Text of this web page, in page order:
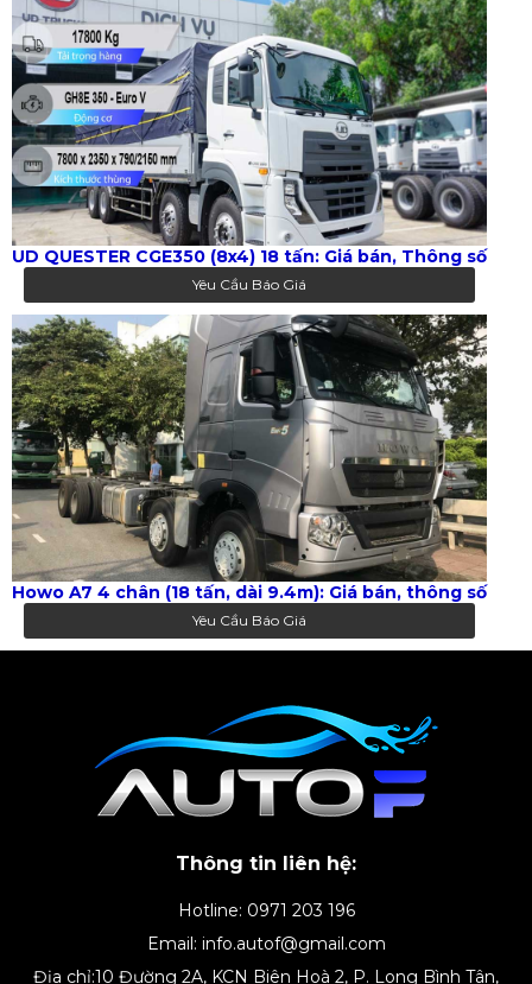
UD QUESTER CGE350 (8x4) 18 tấn: Giá bán, Thông số
Yêu Cầu Báo Giá
Howo A7 4 chân (18 tấn, dài 9.4m): Giá bán, thông số
Yêu Cầu Báo Giá
Thông tin liên hệ:
Hotline: 0971 203 196
Email: info.autof@gmail.com
Địa chỉ:10 Đường 2A, KCN Biên Hoà 2, P. Long Bình Tân,